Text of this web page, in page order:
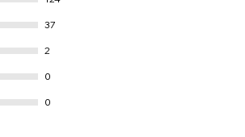
37
2
0
0